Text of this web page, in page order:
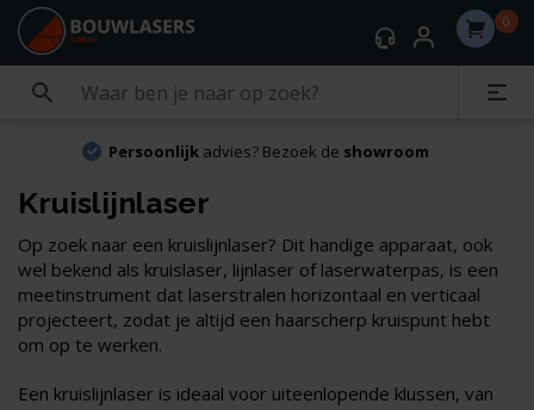
0
Persoonlijkadvies? Bezoek de showroom
Kruislijnlaser
Op zoek naar een kruislijnlaser? Dit handige apparaat, ook
wel bekend als kruislaser, lijnlaser of laserwaterpas, is een
meetinstrument dat laserstralen horizontaal en verticaal
projecteert, zodat je altijd een haarscherp kruispunt hebt
om op te werken.
Een kruislijnlaser is ideaal voor uiteenlopende klussen, van